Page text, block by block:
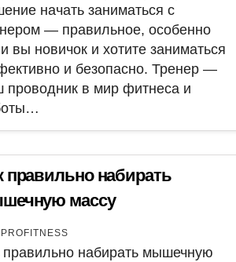
начать заниматься с
— правильное, особенно
вы новичок и хотите заниматься
и безопасно. Тренер —
проводник в мир фитнеса и
правильно набирать
массу
правильно набирать мышечную